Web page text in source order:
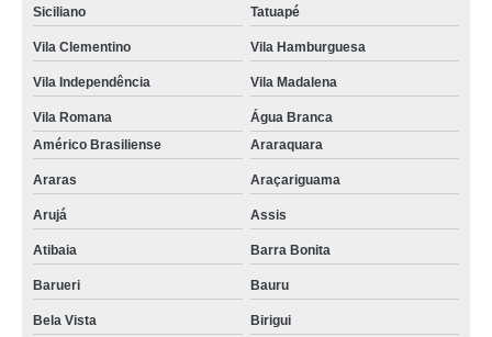
Siciliano Tatuapé
Vila Clementino Vila Hamburguesa
Vila Independência Vila Madalena
Vila Romana
Água Branca
Américo Brasiliense
Araraquara
Araras Araçariguama
Arujá Assis
Atibaia Barra Bonita
Barueri Bauru
Bela Vista Birigui